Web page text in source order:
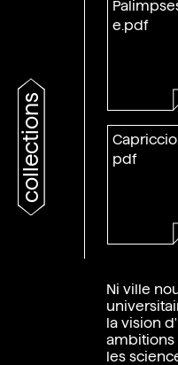
collections
Ni ville
la vision
ambitions
les
e.pdf
Capriccio.
pdf